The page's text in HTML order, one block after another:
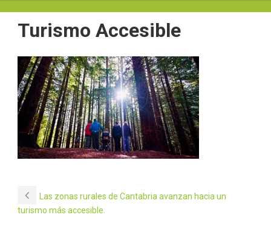
Turismo Accesible
Las zonas rurales de Cantabria avanzan hacia un
turismo más accesible.